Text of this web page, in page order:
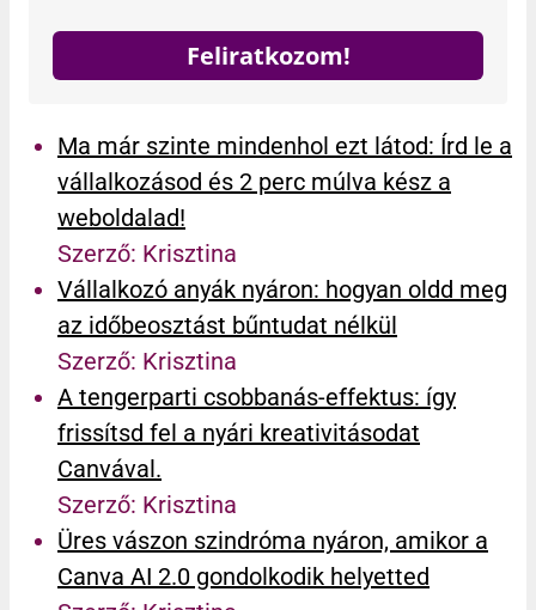
Feliratkozom!
Ma már szinte mindenhol ezt látod: Írd le a
vállalkozásod és 2 perc múlva kész a
weboldalad!
Szerző: Krisztina
Vállalkozó anyák nyáron: hogyan oldd meg
az időbeosztást bűntudat nélkül
Szerző: Krisztina
A tengerparti csobbanás-effektus: így
frissítsd fel a nyári kreativitásodat
Canvával.
Szerző: Krisztina
Üres vászon szindróma nyáron, amikor a
Canva AI 2.0 gondolkodik helyetted